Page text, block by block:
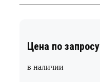
Цена по запросу
в наличии